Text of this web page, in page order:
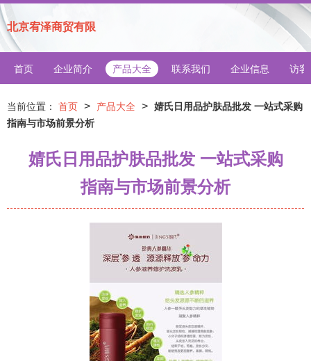
北京宥泽商贸有限
首页 企业简介 产品大全 联系我们 企业信息 访客
当前位置： 首页 > 产品大全 > 婧氏日用品护肤品批发 一站式采购
指南与市场前景分析
婧氏日用品护肤品批发 一站式采购
指南与市场前景分析